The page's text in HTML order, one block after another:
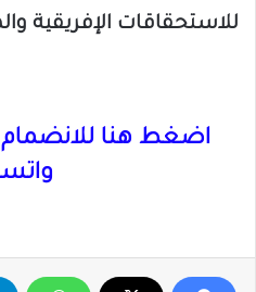
للاستحقاقات الإفريقية
اضغط هنا للانضمام